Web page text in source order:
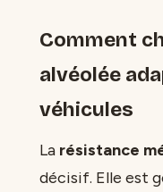
Comment
alvéolée
véhicules
La résistance
décisif. Elle est